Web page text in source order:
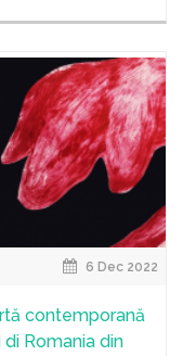
6 Dec 2022
contemporană
Romania din